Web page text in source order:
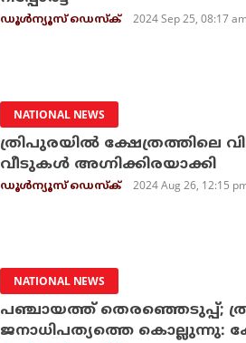
ഡൂള്‍ന്യൂസ് ഡെസ്‌ക് 2024 Sep 25, 08:17
NATIONAL NEWS
ത്രിപുരയിൽ ക്ഷേത്രത്തിലെ
വീടുകൾ അഗ്നിക്കിരയാക്കി
ഡൂള്‍ന്യൂസ് ഡെസ്‌ക് 2024 Aug 26, 12:15
NATIONAL NEWS
പഞ്ചായത്ത് തെരഞ്ഞെടുപ്പ്;
ജനാധിപത്യത്തെ